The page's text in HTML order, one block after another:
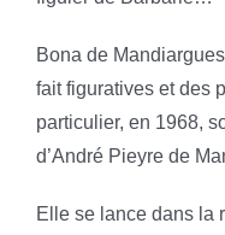
Bona de
fait figuratives et des
particulier, en 1968,
d’André Pieyre de
Elle se lance dans la